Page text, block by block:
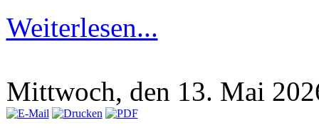
Weiterlesen...
Mittwoch, den 13. Mai